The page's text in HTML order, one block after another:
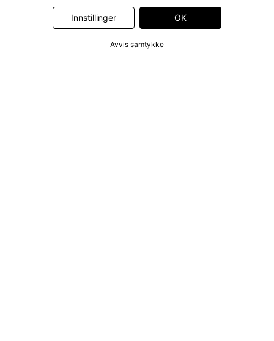
Innstillinger OK
Avvis samtykke